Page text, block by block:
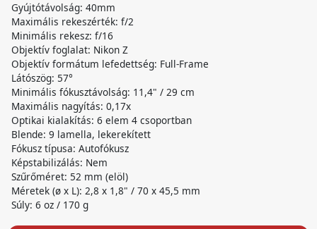
Gyújtótávolság: 40mm
Maximális rekeszérték: f/2
Minimális rekesz: f/16
Objektív foglalat: Nikon Z
Objektív formátum lefedettség: Full-Frame
Látószög: 57°
Minimális fókusztávolság: 11,4" / 29 cm
Maximális nagyítás: 0,17x
Optikai kialakítás: 6 elem 4 csoportban
Blende: 9 lamella, lekerekített
Fókusz típusa: Autofókusz
Képstabilizálás: Nem
Szűrőméret: 52 mm (elöl)
Méretek (ø x L): 2,8 x 1,8" / 70 x 45,5 mm
Súly: 6 oz / 170 g